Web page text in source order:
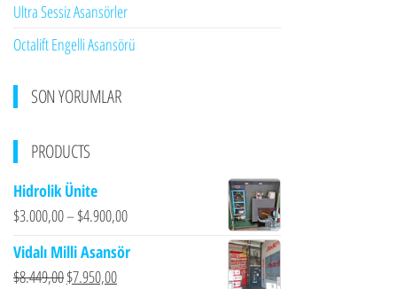
Ultra Sessiz Asansörler
Octalift Engelli Asansörü
SON YORUMLAR
PRODUCTS
Hidrolik Ünite
$3.000,00–$4.900,00
Vidalı Milli Asansör
$8.449,00Orijinal
$7.950,00Şu